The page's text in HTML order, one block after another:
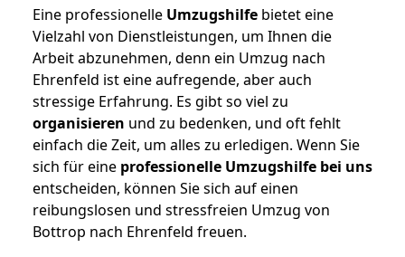
Eine professionelle Umzugshilfe bietet eine
Vielzahl von Dienstleistungen, um Ihnen die
Arbeit abzunehmen, denn ein Umzug nach
Ehrenfeld ist eine aufregende, aber auch
stressige Erfahrung. Es gibt so viel zu
organisieren und zu bedenken, und oft fehlt
einfach die Zeit, um alles zu erledigen. Wenn Sie
sich für eine professionelle Umzugshilfe bei uns
entscheiden, können Sie sich auf einen
reibungslosen und stressfreien Umzug von
Bottrop nach Ehrenfeld freuen.